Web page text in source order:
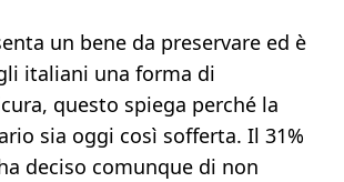
un bene da preservare ed è
italiani una forma di
questo spiega perché la
sia oggi così sofferta. Il 31%
deciso comunque di non